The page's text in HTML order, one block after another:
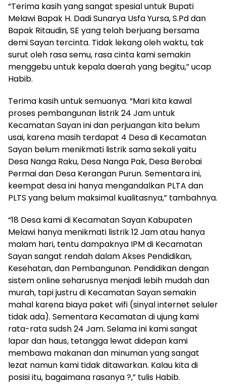
“Terima kasih yang sangat spesial untuk Bupati
Melawi Bapak H. Dadi Sunarya Usfa Yursa, S.Pd dan
Bapak Ritaudin, SE yang telah berjuang bersama
demi Sayan tercinta. Tidak lekang oleh waktu, tak
surut oleh rasa semu, rasa cinta kami semakin
menggebu untuk kepala daerah yang begitu,” ucap
Habib.
Terima kasih untuk semuanya. ”Mari kita kawal
proses pembangunan listrik 24 Jam untuk
Kecamatan Sayan ini dan perjuangan kita belum
usai, karena masih terdapat 4 Desa di Kecamatan
Sayan belum menikmati listrik sama sekali yaitu
Desa Nanga Raku, Desa Nanga Pak, Desa Berobai
Permai dan Desa Kerangan Purun. Sementara ini,
keempat desa ini hanya mengandalkan PLTA dan
PLTS yang belum maksimal kualitasnya,” tambahnya.
“18 Desa kami di Kecamatan Sayan Kabupaten
Melawi hanya menikmati listrik 12 Jam atau hanya
malam hari, tentu dampaknya IPM di Kecamatan
Sayan sangat rendah dalam Akses Pendidikan,
Kesehatan, dan Pembangunan. Pendidikan dengan
sistem online seharusnya menjadi lebih mudah dan
murah, tapi justru di Kecamatan Sayan semakin
mahal karena biaya paket wifi (sinyal internet seluler
tidak ada). Sementara Kecamatan di ujung kami
rata-rata sudsh 24 Jam. Selama ini kami sangat
lapar dan haus, tetangga lewat didepan kami
membawa makanan dan minuman yang sangat
lezat namun kami tidak ditawarkan. Kalau kita di
posisi itu, bagaimana rasanya ?,” tulis Habib.